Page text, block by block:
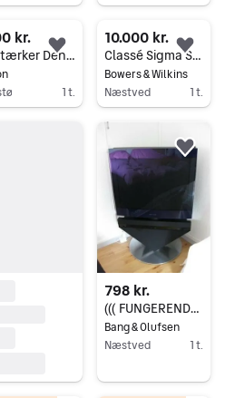
kr.
Forstærker Denon PMA-500V
1 t.
Føj til favoritter.
10.000 kr.
Classé Sigma SSP MK1
Bowers & Wilkins
Næstved
1 t.
Føj
Gå til annoncen
798 kr.
((( FUNGERENDE AV9000 samt RESERVEDELE B&O AV 9000 )))
Bang & Olufsen
Næstved
1 t.
Føj